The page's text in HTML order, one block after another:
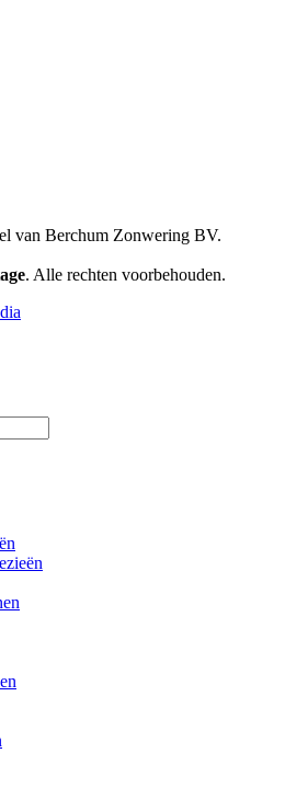
van Berchum Zonwering BV.
. Alle rechten voorbehouden.